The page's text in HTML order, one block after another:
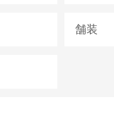
舗装